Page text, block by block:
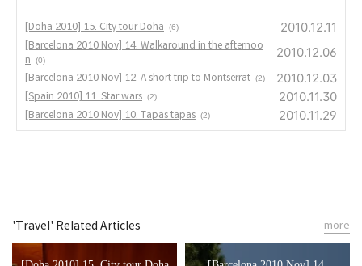
[Doha 2010] 15. City tour Doha (6) 2010.12.11
[Barcelona 2010 Nov] 14. Walkaround in the afternoo
n
(0)
2010.12.06
[Barcelona 2010 Nov] 12. A short trip to Montserrat (2) 2010.12.03
[Spain 2010] 11. Star wars (2) 2010.11.30
[Barcelona 2010 Nov] 10. Tapas tapas (2) 2010.11.29
'Travel' Related Articles more